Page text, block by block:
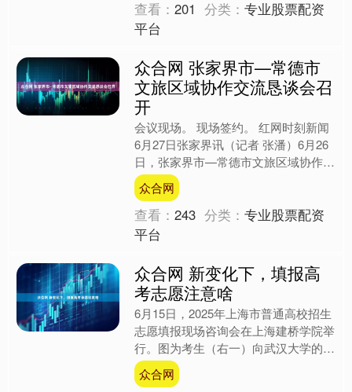
查看：201 分类：专业股票配资
平台
众合网 张家界市—常德市
文旅区域协作交流恳谈会召
开
会议现场。 现场签约。 红网时刻新闻
6月27日张家界讯（记者 张潘）6月26
日，张家界市—常德市文旅区域协作交
流恳谈会在张家界市召开。常德市人民
政府副市长陈华，....
众合网
查看：243 分类：专业股票配资
平台
众合网 新变化下，填报高
考志愿注意啥
6月15日，2025年上海市普通高校招生
志愿填报现场咨询会在上海建桥学院举
行。图为考生（右一）向武汉大学的招
生老师咨询。（新华社发） 连日来，
随着各地高考成绩发....
众合网